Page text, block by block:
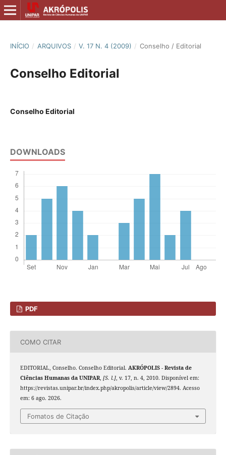
INÍCIO / ARQUIVOS / V. 17 N. 4 (2009) / Conselho / Editorial
Conselho Editorial
Conselho Editorial
DOWNLOADS
PDF
COMO CITAR
EDITORIAL, Conselho. Conselho Editorial. AKRÓPOLIS - Revista de
Ciências Humanas da UNIPAR, [S. l.], v. 17, n. 4, 2010. Disponível em:
https://revistas.unipar.br/index.php/akropolis/article/view/2894. Acesso
em: 6 ago. 2026.
Fomatos de Citação